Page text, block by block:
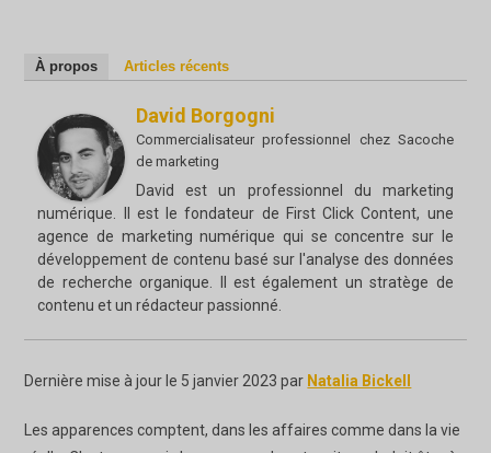
À propos Articles récents
David Borgogni
Commercialisateur professionnel chez Sacoche
de marketing
David est un professionnel du marketing
numérique. Il est le fondateur de First Click Content, une
agence de marketing numérique qui se concentre sur le
développement de contenu basé sur l'analyse des données
de recherche organique. Il est également un stratège de
contenu et un rédacteur passionné.
Dernière mise à jour le 5 janvier 2023 par Natalia Bickell
Les apparences comptent, dans les affaires comme dans la vie